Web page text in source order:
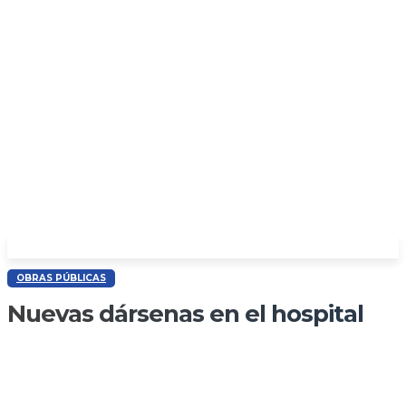
OBRAS PÚBLICAS
Nuevas dársenas en el hospital